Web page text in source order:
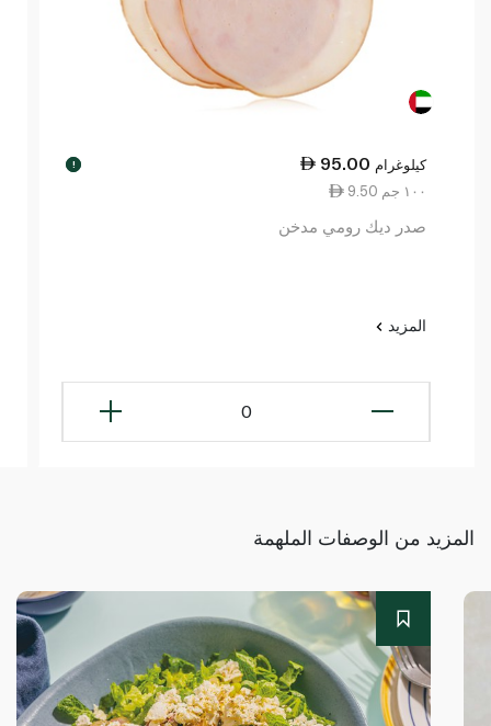
95.00 كيلوغرام !
9.50 ١٠٠ جم
صدر ديك رومي مدخن
المزيد
0
المزيد من الوصفات الملهمة